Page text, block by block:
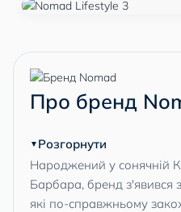
Про бренд
Розгорнути
Народжений у сонячній
Барбара, бренд з'явився
які по-справжньому